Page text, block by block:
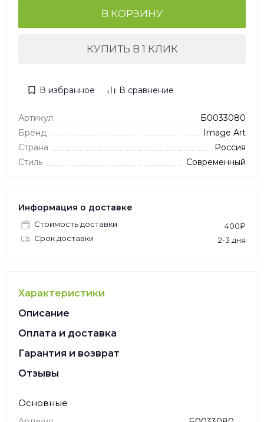
В КОРЗИНУ
КУПИТЬ В 1 КЛИК
В избранное В сравнение
Артикул
Б0033080
Бренд
Image Art
Страна
Россия
Стиль
Современный
Информация о доставке
Стоимость доставки
400₽
Срок доставки
2-3 дня
Характеристики
Описание
Оплата и доставка
Гарантия и возврат
Отзывы
Основные